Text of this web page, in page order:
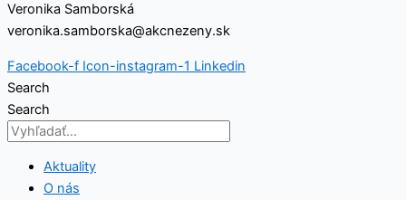
Veronika Samborská
veronika.samborska@akcnezeny.sk
Facebook-f Icon-instagram-1 Linkedin
Search
Search
Aktuality
O nás